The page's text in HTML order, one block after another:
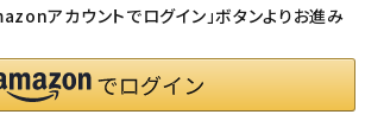
アカウントでログイン」ボタンよりお進み